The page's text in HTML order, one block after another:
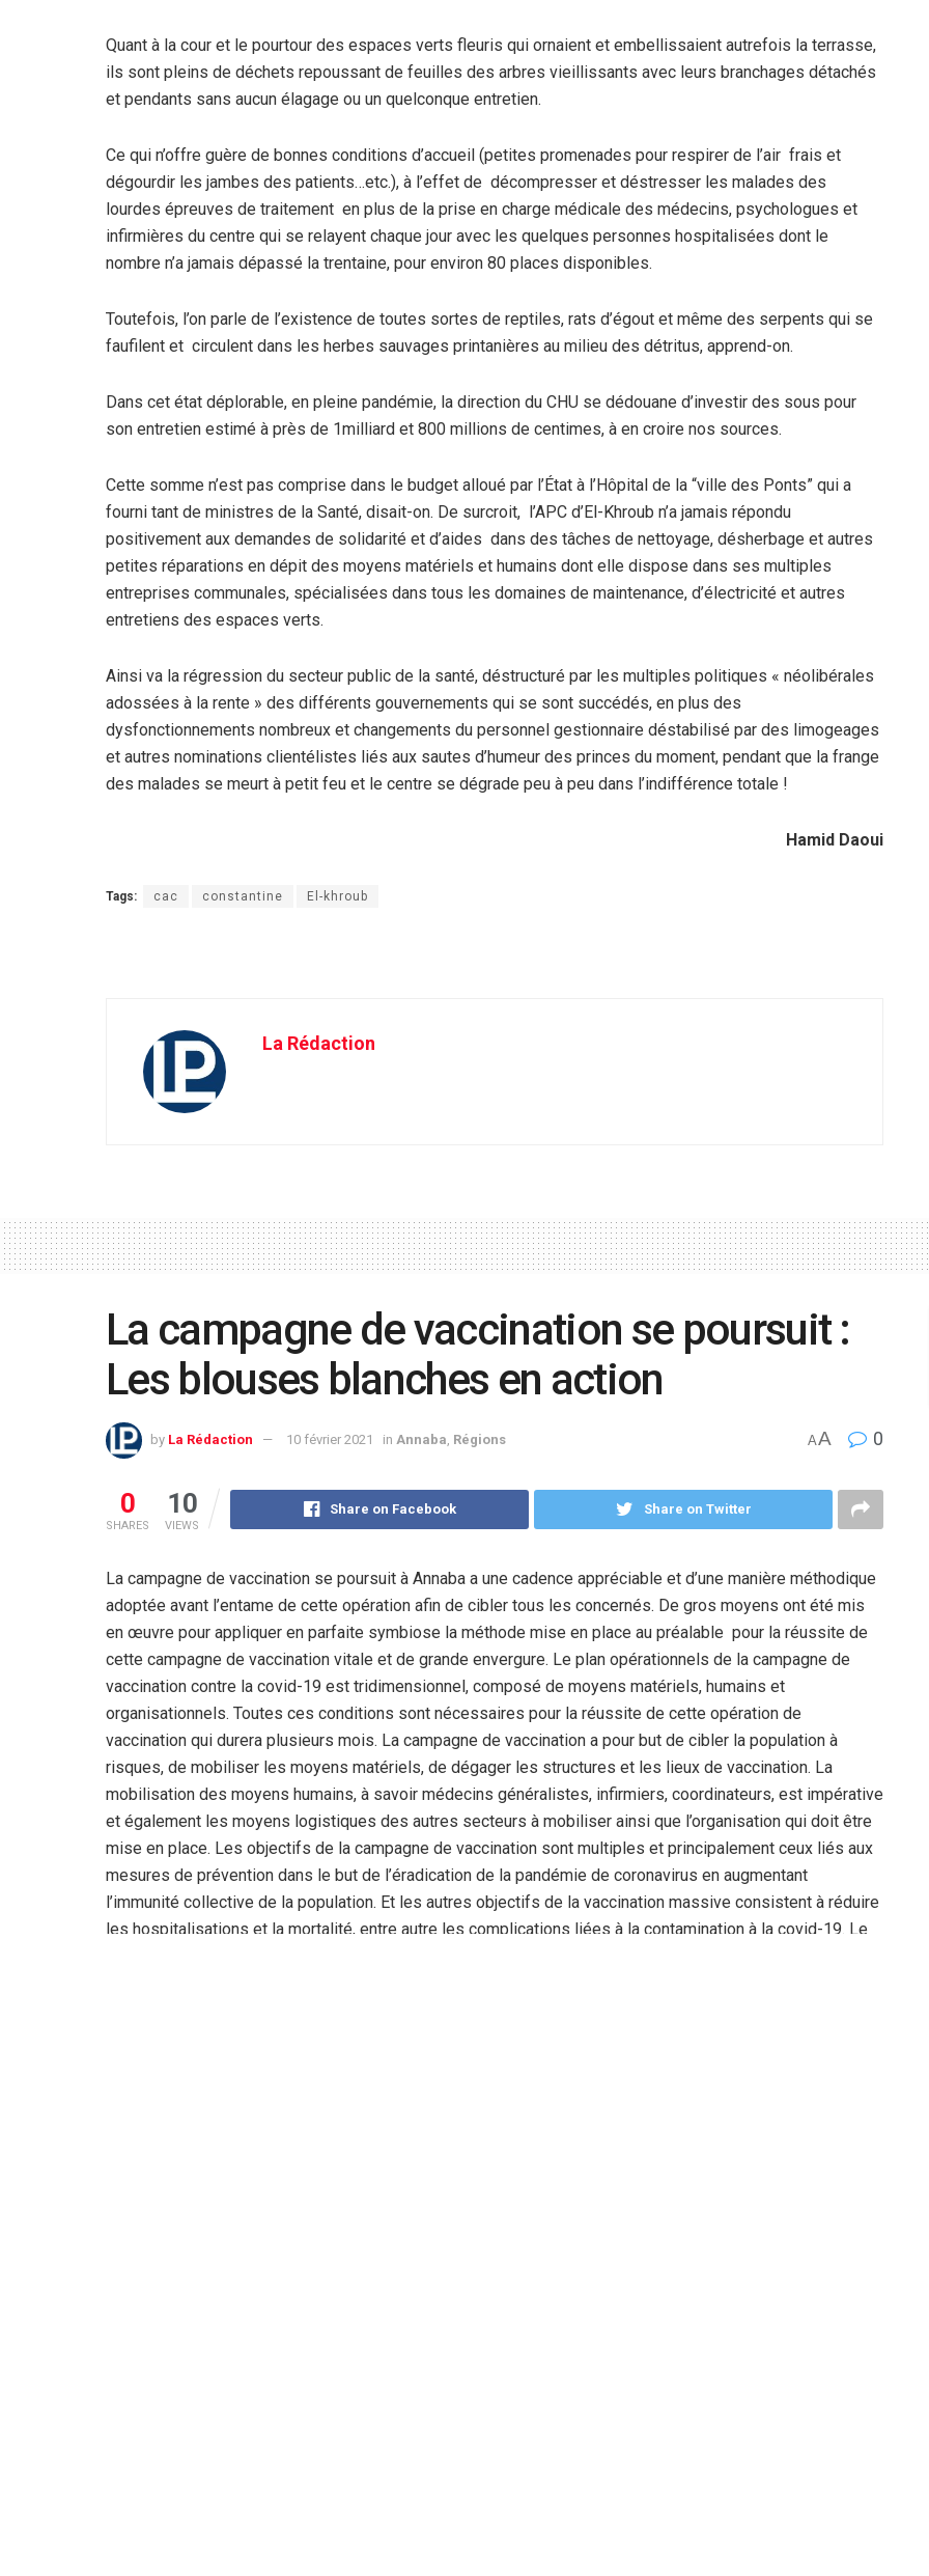
Quant à la cour et le pourtour des espaces verts fleuris qui ornaient et embellissaient autrefois la terrasse,
ils sont pleins de déchets repoussant de feuilles des arbres vieillissants avec leurs branchages détachés
et pendants sans aucun élagage ou un quelconque entretien.
Ce qui n’offre guère de bonnes conditions d’accueil (petites promenades pour respirer de l’air frais et
dégourdir les jambes des patients…etc.), à l’effet de décompresser et déstresser les malades des
lourdes épreuves de traitement en plus de la prise en charge médicale des médecins, psychologues et
infirmières du centre qui se relayent chaque jour avec les quelques personnes hospitalisées dont le
nombre n’a jamais dépassé la trentaine, pour environ 80 places disponibles.
Toutefois, l’on parle de l’existence de toutes sortes de reptiles, rats d’égout et même des serpents qui se
faufilent et circulent dans les herbes sauvages printanières au milieu des détritus, apprend-on.
Dans cet état déplorable, en pleine pandémie, la direction du CHU se dédouane d’investir des sous pour
son entretien estimé à près de 1milliard et 800 millions de centimes, à en croire nos sources.
Cette somme n’est pas comprise dans le budget alloué par l’État à l’Hôpital de la “ville des Ponts” qui a
fourni tant de ministres de la Santé, disait-on. De surcroit, l’APC d’El-Khroub n’a jamais répondu
positivement aux demandes de solidarité et d’aides dans des tâches de nettoyage, désherbage et autres
petites réparations en dépit des moyens matériels et humains dont elle dispose dans ses multiples
entreprises communales, spécialisées dans tous les domaines de maintenance, d’électricité et autres
entretiens des espaces verts.
Ainsi va la régression du secteur public de la santé, déstructuré par les multiples politiques « néolibérales
adossées à la rente » des différents gouvernements qui se sont succédés, en plus des
dysfonctionnements nombreux et changements du personnel gestionnaire déstabilisé par des limogeages
et autres nominations clientélistes liés aux sautes d’humeur des princes du moment, pendant que la frange
des malades se meurt à petit feu et le centre se dégrade peu à peu dans l’indifférence totale !
Hamid Daoui
Tags: cac constantine El-khroub
La Rédaction
La campagne de vaccination se poursuit :
Les blouses blanches en action
by La Rédaction 10 février 2021 in Annaba Régions AA 0
0
SHARES
10
VIEWS
Share on Facebook Share on Twitter
La campagne de vaccination se poursuit à Annaba a une cadence appréciable et d’une manière méthodique
adoptée avant l’entame de cette opération afin de cibler tous les concernés. De gros moyens ont été mis
en œuvre pour appliquer en parfaite symbiose la méthode mise en place au préalable pour la réussite de
cette campagne de vaccination vitale et de grande envergure. Le plan opérationnels de la campagne de
vaccination contre la covid-19 est tridimensionnel, composé de moyens matériels, humains et
organisationnels. Toutes ces conditions sont nécessaires pour la réussite de cette opération de
vaccination qui durera plusieurs mois. La campagne de vaccination a pour but de cibler la population à
risques, de mobiliser les moyens matériels, de dégager les structures et les lieux de vaccination. La
mobilisation des moyens humains, à savoir médecins généralistes, infirmiers, coordinateurs, est impérative
et également les moyens logistiques des autres secteurs à mobiliser ainsi que l’organisation qui doit être
mise en place. Les objectifs de la campagne de vaccination sont multiples et principalement ceux liés aux
mesures de prévention dans le but de l’éradication de la pandémie de coronavirus en augmentant
l’immunité collective de la population. Et les autres objectifs de la vaccination massive consistent à réduire
les hospitalisations et la mortalité, entre autre les complications liées à la contamination à la covid-19. Le